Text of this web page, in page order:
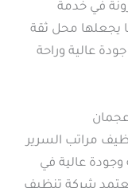
في خدمة
يجعلها محل ثقة
عالية وراحة
مراتب السرير
وجودة عالية في